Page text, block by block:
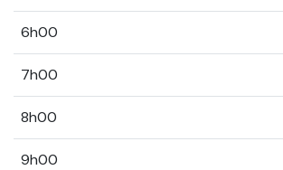
6h00
7h00
8h00
9h00